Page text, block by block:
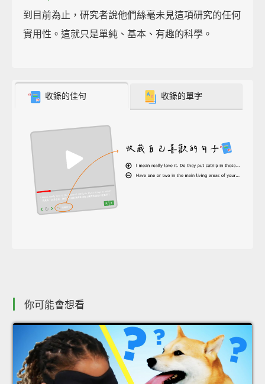
到目前為止，研究者說他們絲毫未見這項研究的任何
實用性。這就只是單純、基本、有趣的科學。
收錄的佳句 收錄的單字
你可能會想看